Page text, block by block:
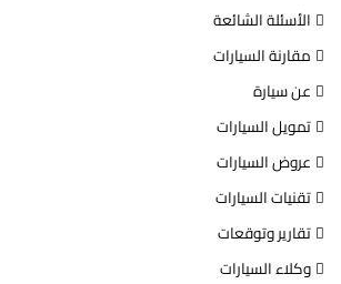
الأسئلة الشائعة
مقارنة السيارات
عن سيارة
تمويل السيارات
عروض السيارات
تقنيات السيارات
تقارير وتوقعات
وكلاء السيارات